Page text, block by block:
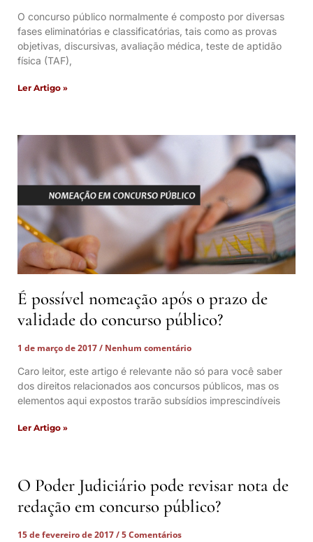
O concurso público normalmente é composto por diversas
fases eliminatórias e classificatórias, tais como as provas
objetivas, discursivas, avaliação médica, teste de aptidão
física (TAF),
Ler Artigo »
É possível nomeação após o prazo de
validade do concurso público?
1 de março de 2017
Nenhum comentário
Caro leitor, este artigo é relevante não só para você saber
dos direitos relacionados aos concursos públicos, mas os
elementos aqui expostos trarão subsídios imprescindíveis
Ler Artigo »
O Poder Judiciário pode revisar nota de
redação em concurso público?
15 de fevereiro de 2017
5 Comentários